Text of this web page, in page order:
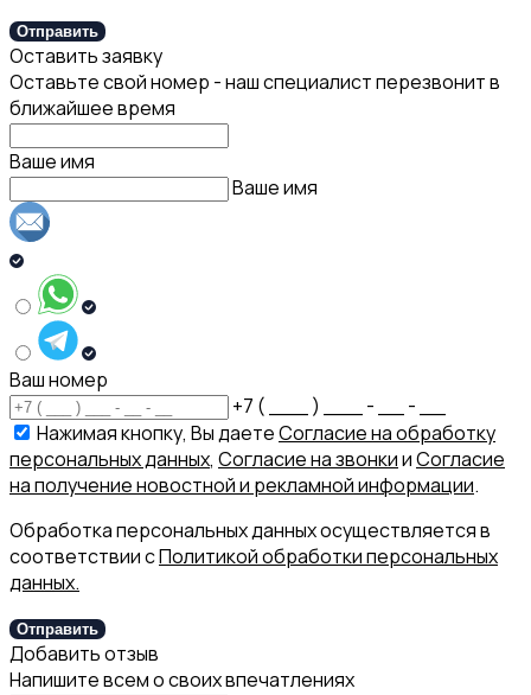
Отправить
Оставить заявку
Оставьте свой номер - наш специалист перезвонит в
ближайшее время
Ваше имя
Ваше имя
Ваш номер
+7 ( ___ ) ___ - __ - __
Нажимая кнопку, Вы даетеСогласие на обработку
персональных данных, Согласие на звонкииСогласие
на получение новостной и рекламной информации.
Обработка персональных данных осуществляется в
соответствии сПолитикой обработки персональных
данных.
Отправить
Добавить отзыв
Напишите всем о своих впечатлениях